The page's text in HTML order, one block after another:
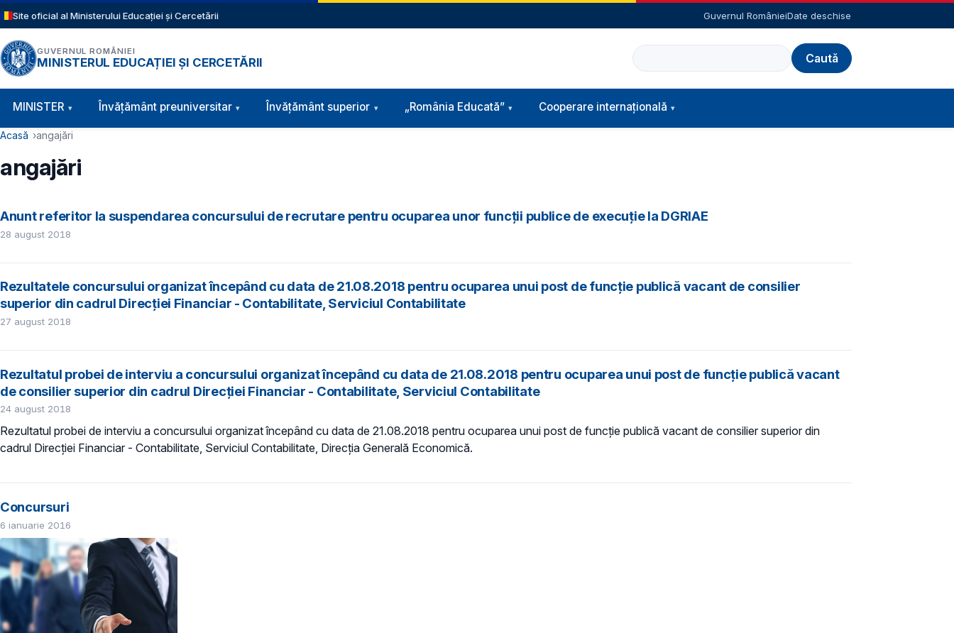
Sari la conținutul principal
Site oficial al Ministerului Educației și Cercetării Guvernul RomânieiDate deschise
GUVERNUL ROMÂNIEI
MINISTERUL EDUCAȚIEI ȘI CERCETĂRII
Caută
Navigație principală
MINISTER Învăţământ preuniversitar Învățământ superior „România Educată” Cooperare internațională
Cale de navigare
Acasă angajări
angajări
Anunt referitor la suspendarea concursului de recrutare pentru ocuparea unor funcții publice de execuție la DGRIAE
28 august 2018
Rezultatele concursului organizat începând cu data de 21.08.2018 pentru ocuparea unui post de funcție publică vacant de consilier
superior din cadrul Direcției Financiar - Contabilitate, Serviciul Contabilitate
27 august 2018
Rezultatul probei de interviu a concursului organizat începând cu data de 21.08.2018 pentru ocuparea unui post de funcție publică vacant
de consilier superior din cadrul Direcției Financiar - Contabilitate, Serviciul Contabilitate
24 august 2018
Rezultatul probei de interviu a concursului organizat începând cu data de 21.08.2018 pentru ocuparea unui post de funcție publică vacant de consilier superior din
cadrul Direcției Financiar - Contabilitate, Serviciul Contabilitate, Direcția Generală Economică.
Concursuri
6 ianuarie 2016